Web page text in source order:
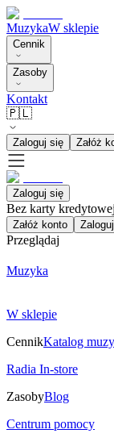
MuzykaW sklepie
Cennik
Zasoby
Kontakt
🇵🇱
Zaloguj się Załóż
Zaloguj się
Bez karty
Załóż konto
Przeglądaj
Muzyka
W sklepie
CennikKatalog
Radia In-store
ZasobyBlog
Centrum pomocy